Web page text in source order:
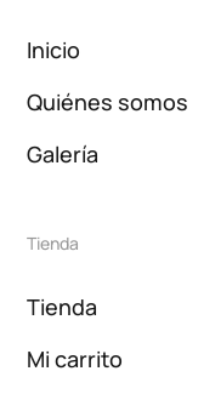
Inicio
Quiénes somos
Galería
Tienda
Tienda
Mi carrito